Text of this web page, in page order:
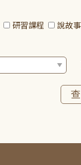
研習課程 說故事